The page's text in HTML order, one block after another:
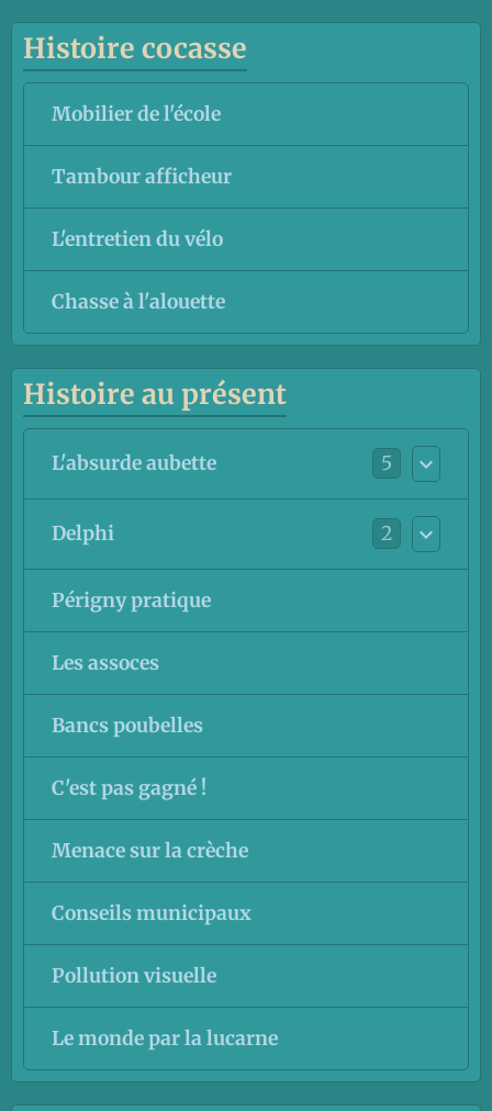
Histoire cocasse
Mobilier de l'école
Tambour afficheur
L'entretien du vélo
Chasse à l'alouette
Histoire au présent
L'absurde aubette 5
Delphi 2
Périgny pratique
Les assoces
Bancs poubelles
C'est pas gagné !
Menace sur la crèche
Conseils municipaux
Pollution visuelle
Le monde par la lucarne